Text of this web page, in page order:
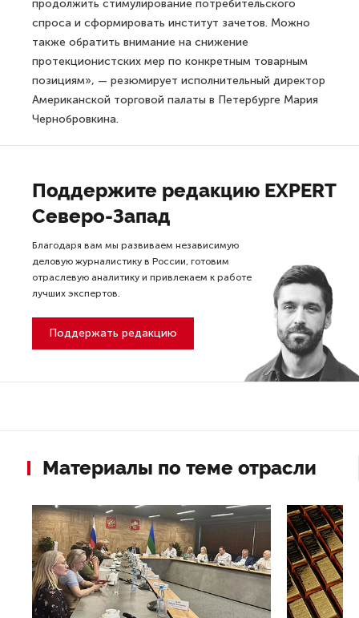
продолжить стимулирование потребительского
спроса и сформировать институт зачетов. Можно
также обратить внимание на снижение
протекционистских мер по конкретным товарным
позициям», — резюмирует исполнительный директор
Американской торговой палаты в Петербурге Мария
Чернобровкина.
Поддержите редакцию EXPERT
Северо-Запад
Благодаря вам мы развиваем независимую
деловую журналистику в России, готовим
отраслевую аналитику и привлекаем к работе
лучших экспертов.
Поддержать редакцию
Материалы по теме отрасли